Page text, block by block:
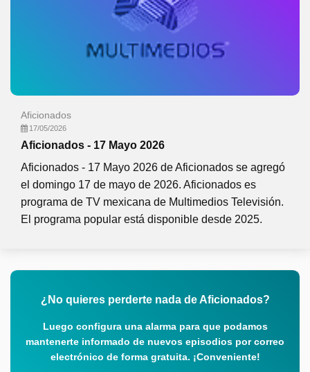
Aficionados
17/05/2026
Aficionados - 17 Mayo 2026
Aficionados - 17 Mayo 2026 de Aficionados se agregó
el domingo 17 de mayo de 2026. Aficionados es
programa de TV mexicana de Multimedios Televisión.
El programa popular está disponible desde 2025.
¿No quieres perderte nada de Aficionados?
Luego configura una alarma para que podamos
mantenerte informado de nuevos episodios por correo
electrónico de forma gratuita. ¡Conveniente!